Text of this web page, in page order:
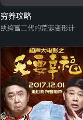
穷养攻略
纨绔富二代的荒诞变形计